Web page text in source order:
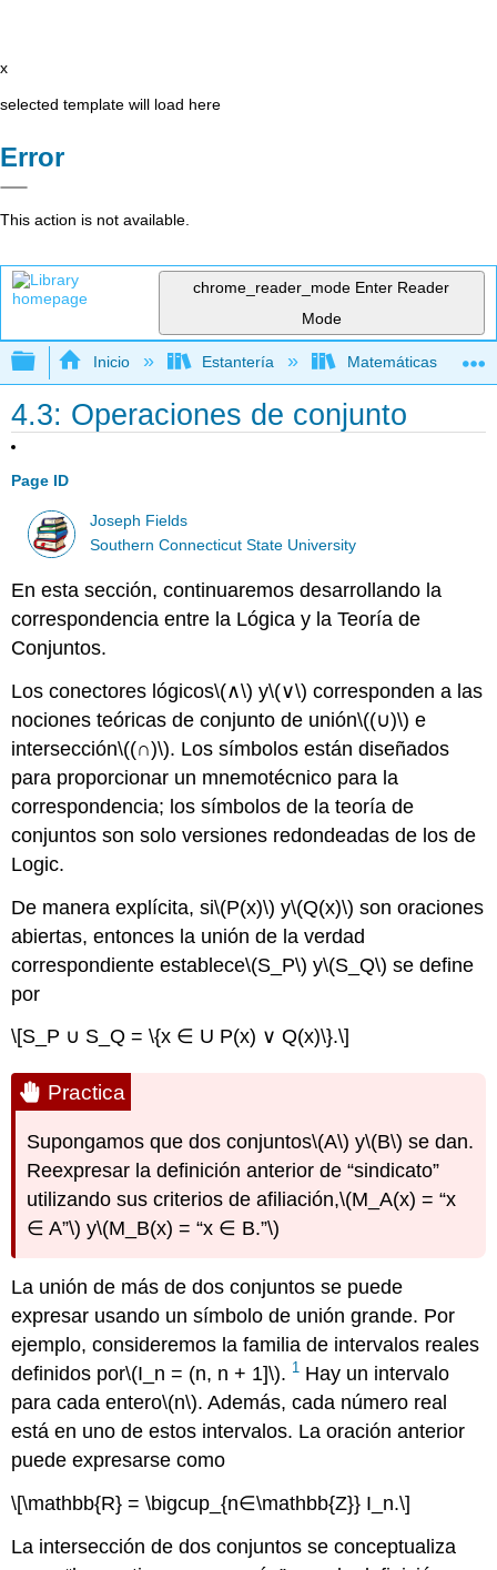
x
selected template will load here
Error
This action is not available.
chrome_reader_mode Enter Reader
Mode
Expandir/contraer jerarquía global
Inicio Estantería Matemáticas
4.3: Operaciones de conjunto
Page ID
Joseph Fields
Southern Connecticut State University
En esta sección, continuaremos desarrollando la
correspondencia entre la Lógica y la Teoría de
Conjuntos.
Los conectores lógicos\(∧\) y\(∨\) corresponden a las
nociones teóricas de conjunto de unión\((∪)\) e
intersección\((∩)\). Los símbolos están diseñados
para proporcionar un mnemotécnico para la
correspondencia; los símbolos de la teoría de
conjuntos son solo versiones redondeadas de los de
Logic.
De manera explícita, si\(P(x)\) y\(Q(x)\) son oraciones
abiertas, entonces la unión de la verdad
correspondiente establece\(S_P\) y\(S_Q\) se define
por
\[S_P ∪ S_Q = \{x ∈ U P(x) ∨ Q(x)\}.\]
Practica
Supongamos que dos conjuntos\(A\) y\(B\) se dan.
Reexpresar la definición anterior de “sindicato”
utilizando sus criterios de afiliación,\(M_A(x) = “x
∈ A”\) y\(M_B(x) = “x ∈ B.”\)
La unión de más de dos conjuntos se puede
expresar usando un símbolo de unión grande. Por
ejemplo, consideremos la familia de intervalos reales
definidos por\(I_n = (n, n + 1]\). 1 Hay un intervalo
para cada entero\(n\). Además, cada número real
está en uno de estos intervalos. La oración anterior
puede expresarse como
\[\mathbb{R} = \bigcup_{n∈\mathbb{Z}} I_n.\]
La intersección de dos conjuntos se conceptualiza